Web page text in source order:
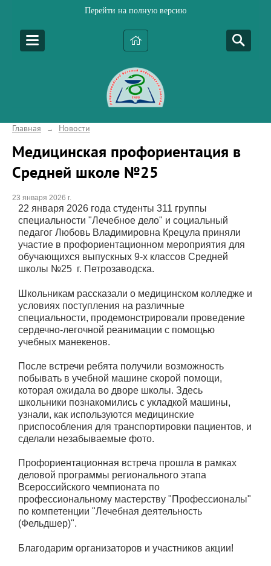
Перейти на полную версию
Главная → Новости
Медицинская профориентация в
Средней школе №25
23 января 2026 г.
22 января 2026 года студенты 311 группы
специальности "Лечебное дело" и социальный
педагог Любовь Владимировна Крецула приняли
участие в профориентационном мероприятия для
обучающихся выпускных 9-х классов Средней
школы №25 г. Петрозаводска.
Школьникам рассказали о медицинском колледже и
условиях поступления на различные
специальности, продемонстрировали проведение
сердечно-легочной реанимации с помощью
учебных манекенов.
После встречи ребята получили возможность
побывать в учебной машине скорой помощи,
которая ожидала во дворе школы. Здесь
школьники познакомились с укладкой машины,
узнали, как используются медицинские
приспособления для транспортировки пациентов, и
сделали незабываемые фото.
Профориентационная встреча прошла в рамках
деловой программы регионального этапа
Всероссийского чемпионата по
профессиональному мастерству "Профессионалы"
по компетенции "Лечебная деятельность
(Фельдшер)".
Благодарим организаторов и участников акции!